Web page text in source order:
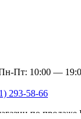
Пт: 10:00 —
293-58-66
по продаже